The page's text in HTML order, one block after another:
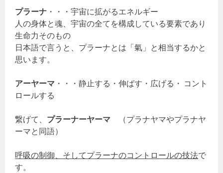
プラーナ ・・・宇宙に拡がるエネルギー
人の身体と魂、宇宙の全てを構成している要素であり
生命力そのもの
日本語で言うと、プラーナとは「氣」と相当するかと
思います。
アーヤーマ ・・・静止する・伸ばす・広げる・ コント
ロールする
繋げて、 プラーナーヤーマ （プラナヤマやプラナヤ
ーマと同語）
呼吸の制御、そしてプラーナのコントロールの技法で
す。